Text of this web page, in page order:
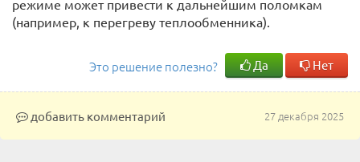
режиме может привести к дальнейшим поломкам
(например, к перегреву теплообменника).
Это решение полезно? Да Нет
27 декабря 2025
добавить комментарий